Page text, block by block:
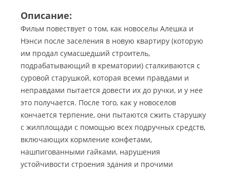
Описание:
Фильм повествует о том, как новоселы Алешка и
Нэнси после заселения в новую квартиру (которую
им продал сумасшедший строитель,
подрабатывающий в крематории) сталкиваются с
суровой старушкой, которая всеми правдами и
неправдами пытается довести их до ручки, и у нее
это получается. После того, как у новоселов
кончается терпение, они пытаются сжить старушку
с жилплощади с помощью всех подручных средств,
включающих кормление конфетами,
нашпигованными гайками, нарушения
устойчивости строения здания и прочими